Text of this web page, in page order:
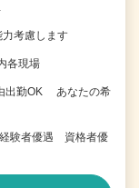
考慮します
各現場
出勤OK あなたの希
験者優遇 資格者優